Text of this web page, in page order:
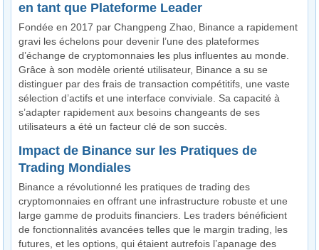
en tant que Plateforme Leader
Fondée en 2017 par Changpeng Zhao, Binance a rapidement
gravi les échelons pour devenir l’une des plateformes
d’échange de cryptomonnaies les plus influentes au monde.
Grâce à son modèle orienté utilisateur, Binance a su se
distinguer par des frais de transaction compétitifs, une vaste
sélection d’actifs et une interface conviviale. Sa capacité à
s’adapter rapidement aux besoins changeants de ses
utilisateurs a été un facteur clé de son succès.
Impact de Binance sur les Pratiques de
Trading Mondiales
Binance a révolutionné les pratiques de trading des
cryptomonnaies en offrant une infrastructure robuste et une
large gamme de produits financiers. Les traders bénéficient
de fonctionnalités avancées telles que le margin trading, les
futures, et les options, qui étaient autrefois l’apanage des